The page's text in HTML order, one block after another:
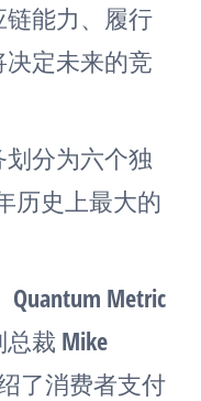
能力、履行
定未来的竞
分为六个独
历史上最大的
Metric
裁 Mike
绍了消费者支付